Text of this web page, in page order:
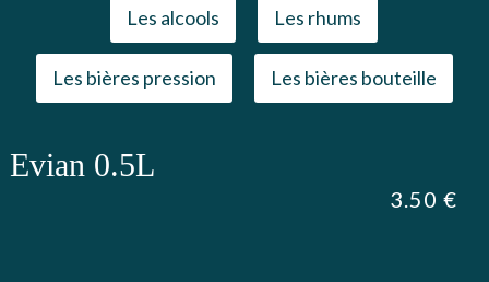
Les alcools Les rhums
Les bières pression Les bières bouteille
Evian 0.5L
3.50 €